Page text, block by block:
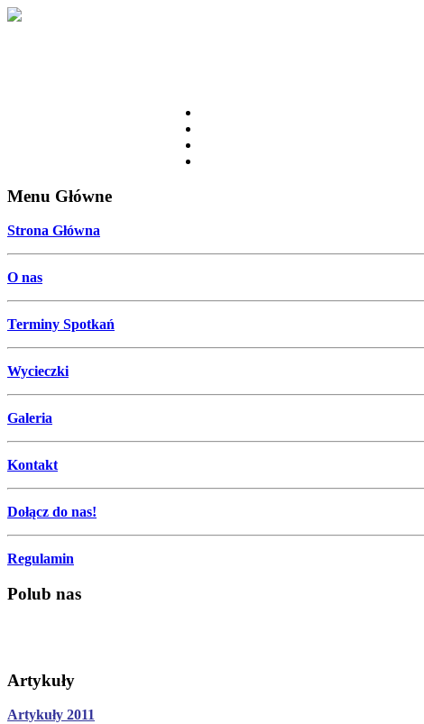
Menu Główne
Strona Główna
O nas
Terminy Spotkań
Wycieczki
Galeria
Kontakt
Dołącz do nas!
Regulamin
Polub nas
Artykuły
Artykuły 2011